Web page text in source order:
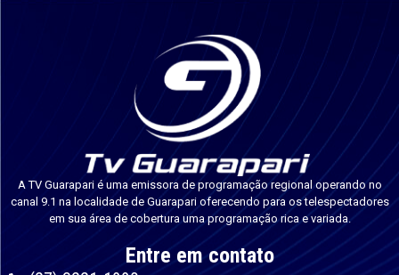
A TV Guarapari é uma emissora de programação regional operando no
canal 9.1 na localidade de Guarapari oferecendo para os telespectadores
em sua área de cobertura uma programação rica e variada.
Entre em contato